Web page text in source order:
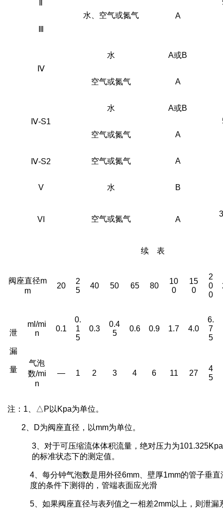
水、空气或氮气
A
Ⅳ
水 A或B
空气或氮气 A
Ⅳ-S1
水 A或B
空气或氮气
A
Ⅳ-S2 空气或氮气 A
V 水 B
VI 空气或氮气 A
续 表
阀座直径m
m
20
2
5
40 50 65 80
10
0
15
0
2
0
0
泄
漏
量
ml/mi
n
0.1
0.
1
5
0.3
0.4
5
0.6 0.9 1.7 4.0
6.
7
5
气泡
数/mi
n
— 1 2 3 4 6 11 27
4
5
注： 1 、△ P 以 Kpa为单位。
2 D为阀座直径，以mm为单位。
3 、对于可压缩流体体积流量，绝对压力为
的标准状态下的测定值。
4 、每分钟气泡数是用外径6mm 、壁厚1mm的管子垂直
度的条件下测得的，管端表面应光滑
5 、如果阀座直径与表列值之一相差2mm以上，则泄漏